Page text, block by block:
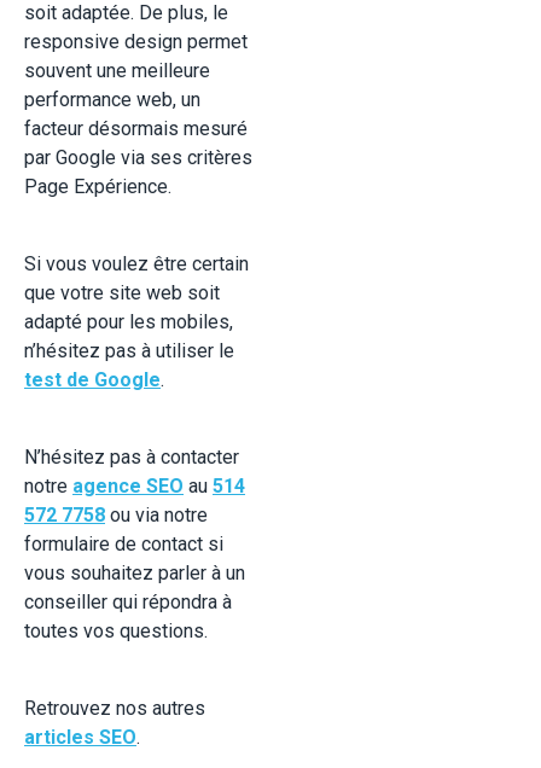
soit adaptée. De plus, le
responsive design permet
souvent une meilleure
performance web, un
facteur désormais mesuré
par Google via ses critères
Page Expérience.
Si vous voulez être certain
que votre site web soit
adapté pour les mobiles,
n’hésitez pas à utiliser le
test de Google.
N’hésitez pas à contacter
notre agence SEO au 514
572 7758 ou via notre
formulaire de contact si
vous souhaitez parler à un
conseiller qui répondra à
toutes vos questions.
Retrouvez nos autres
articles SEO.